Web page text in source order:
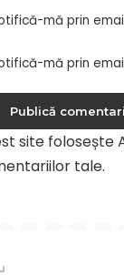
mă prin
mă prin
site folosește
tale.